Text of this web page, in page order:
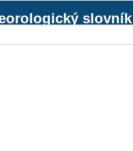
slovník